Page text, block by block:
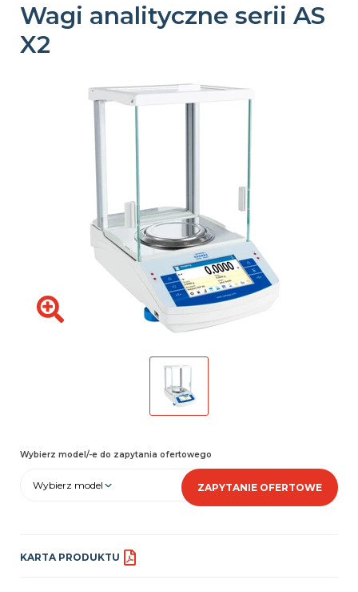
Wagi analityczne serii AS
X2
Wybierz model/-e do zapytania ofertowego
Wybierz model ZAPYTANIE OFERTOWE
KARTA PRODUKTU